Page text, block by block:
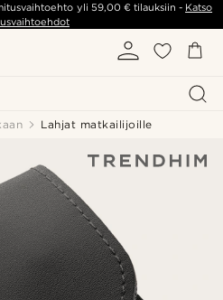
yli 59,00 €tilauksiin - Katso
Lahjat matkailijoille